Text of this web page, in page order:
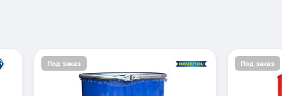
Под заказ Под заказ